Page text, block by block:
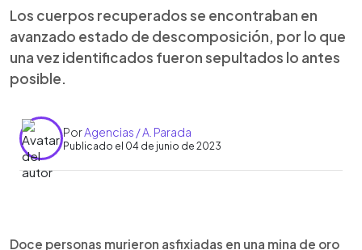
Los cuerpos recuperados se encontraban en
avanzado estado de descomposición, por lo que
una vez identificados fueron sepultados lo antes
posible.
PorAgencias / A. Parada
Publicado el 04 de junio de 2023
Escuchar artículo
Doce personas murieron asfixiadas en una mina de oro